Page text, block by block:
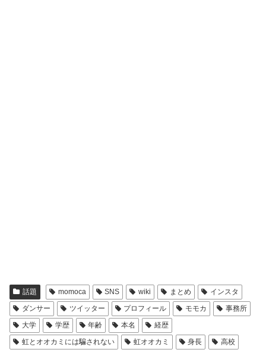
話題 momoca SNS wiki まとめ
インスタ
ダンサー
ツイッター プロフィール モモカ
事務所
大学
学歴 年齢 本名
経歴
虹とオオカミには騙されない
虹オオカミ 身長 高校